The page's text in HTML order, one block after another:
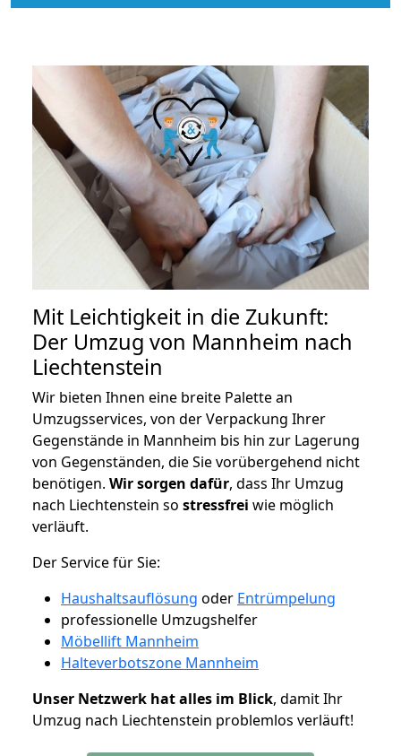
Mit Leichtigkeit in die Zukunft:
Der Umzug von Mannheim nach
Liechtenstein
Wir bieten Ihnen eine breite Palette an
Umzugsservices, von der Verpackung Ihrer
Gegenstände in Mannheim bis hin zur Lagerung
von Gegenständen, die Sie vorübergehend nicht
benötigen. Wir sorgen dafür, dass Ihr Umzug
nach Liechtenstein so stressfrei wie möglich
verläuft.
Der Service für Sie:
Haushaltsauflösung oder Entrümpelung
professionelle Umzugshelfer
Möbellift Mannheim
Halteverbotszone Mannheim
Unser Netzwerk hat alles im Blick, damit Ihr
Umzug nach Liechtenstein problemlos verläuft!